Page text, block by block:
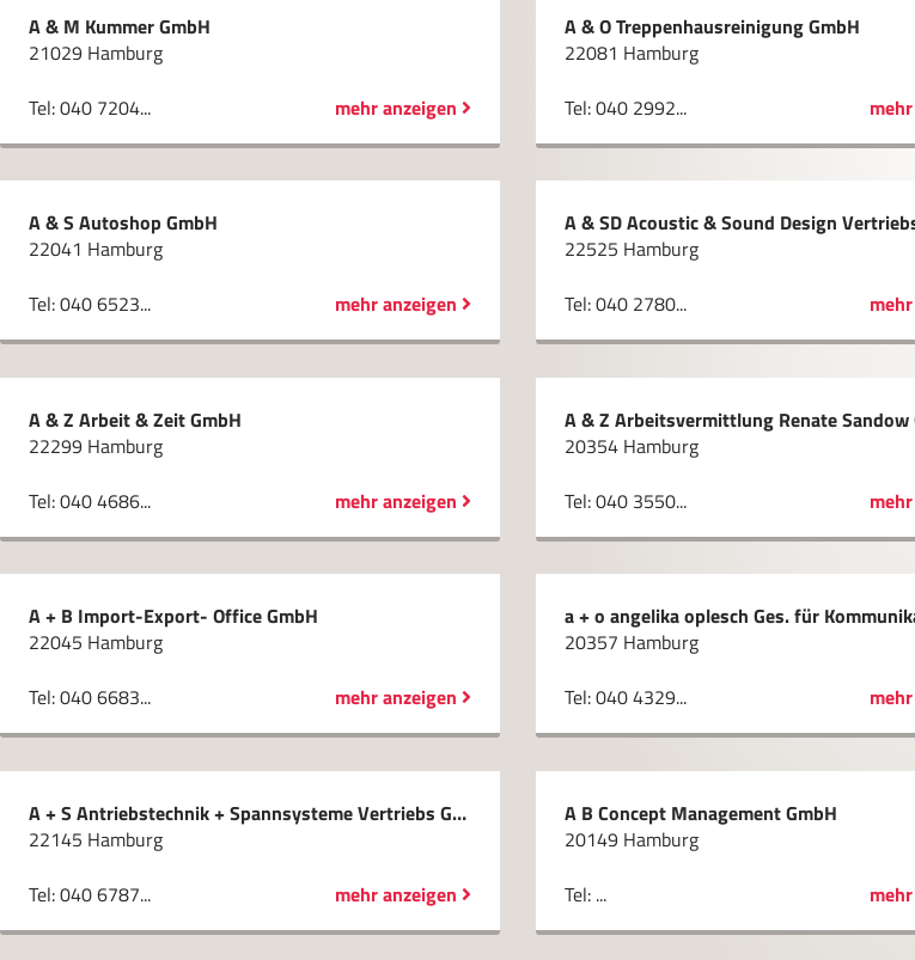
A & M Kummer GmbH
21029 Hamburg
Tel: 040 7204...
mehr anzeigen
A & O Treppenhausreinigung GmbH
22081 Hamburg
Tel: 040 2992...
A & S Autoshop GmbH
22041 Hamburg
Tel: 040 6523...
mehr anzeigen
22525 Hamburg
Tel: 040 2780...
A & Z Arbeit & Zeit GmbH
22299 Hamburg
Tel: 040 4686...
mehr anzeigen
A & Z Arbeitsvermittlung Renate Sandow
20354 Hamburg
Tel: 040 3550...
A + B Import-Export- Office GmbH
22045 Hamburg
Tel: 040 6683...
mehr anzeigen
20357 Hamburg
Tel: 040 4329...
A + S Antriebstechnik + Spannsysteme Vertriebs GmbH
22145 Hamburg
Tel: 040 6787...
mehr anzeigen
A B Concept Management GmbH
20149 Hamburg
Tel: ...